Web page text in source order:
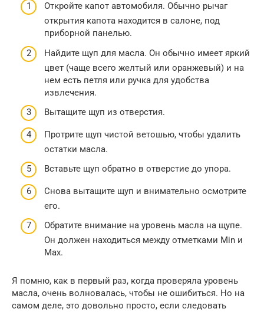
Откройте капот автомобиля. Обычно рычаг
открытия капота находится в салоне, под
приборной панелью.
Найдите щуп для масла. Он обычно имеет яркий
цвет (чаще всего желтый или оранжевый) и на
нем есть петля или ручка для удобства
извлечения.
Вытащите щуп из отверстия.
Протрите щуп чистой ветошью, чтобы удалить
остатки масла.
Вставьте щуп обратно в отверстие до упора.
Снова вытащите щуп и внимательно осмотрите
его.
Обратите внимание на уровень масла на щупе.
Он должен находиться между отметками Min и
Max.
Я помню, как в первый раз, когда проверяла уровень
масла, очень волновалась, чтобы не ошибиться. Но на
самом деле, это довольно просто, если следовать